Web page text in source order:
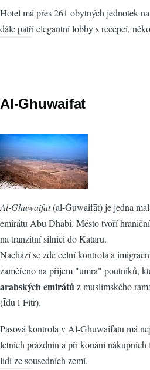
Hotel má přes 261 obytných jednotek
dále patří elegantní lobby s recepcí,
Al-Ghuwaifat
Al-Ghuwaifat(al-Ġuwaifāt) je jedna
emirátu Abu Dhabi. Město tvoří
na tranzitní silnici do Kataru.
Nachází se zde celní kontrola a
zaměřeno na příjem "umra" poutníků,
arabských emirátůz muslimského
(Īdu l-Fitr).
Pasová kontrola v Al-Ghuwaifatu má
letních prázdnin a při konání
lidí ze sousedních zemí.